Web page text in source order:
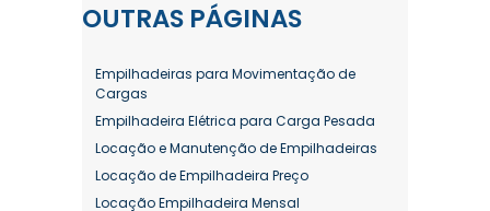
OUTRAS PÁGINAS
Empilhadeiras para Movimentação de
Cargas
Empilhadeira Elétrica para Carga Pesada
Locação e Manutenção de Empilhadeiras
Locação de Empilhadeira Preço
Locação Empilhadeira Mensal